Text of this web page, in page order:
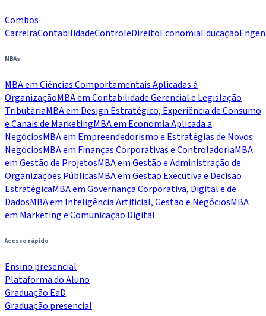
Combos
CarreiraContabilidadeControleDireitoEconomiaEducação
MBAs
MBA em Ciências Comportamentais Aplicadas à
OrganizaçãoMBA em Contabilidade Gerencial e Legislação
TributáriaMBA em Design Estratégico, Experiência de Consumo
e Canais de MarketingMBA em Economia Aplicada a
NegóciosMBA em Empreendedorismo e Estratégias de Novos
NegóciosMBA em Finanças Corporativas e ControladoriaMBA
em Gestão de ProjetosMBA em Gestão e Administração de
Organizações PúblicasMBA em Gestão Executiva e Decisão
EstratégicaMBA em Governança Corporativa, Digital e de
DadosMBA em Inteligência Artificial, Gestão e NegóciosMBA
em Marketing e Comunicação Digital
Acesso rápido
Ensino presencial
Plataforma do Aluno
Graduação EaD
Graduação presencial